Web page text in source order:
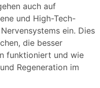
auch auf
und High-Tech-
ein. Dies
die besser
funktioniert und wie
Regeneration im